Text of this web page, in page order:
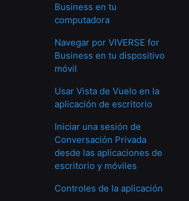
Business en tu
computadora
Navegar por VIVERSE for
Business en tu dispositivo
móvil
Usar Vista de Vuelo en la
aplicación de escritorio
Iniciar una sesión de
Conversación Privada
desde las aplicaciones de
escritorio y móviles
Controles de la aplicación